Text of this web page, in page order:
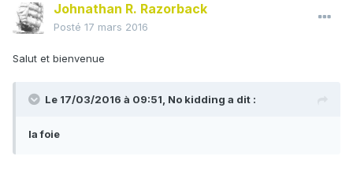
Johnathan R. Razorback
Posté 17 mars 2016
Salut et bienvenue
Le 17/03/2016 à 09:51, No kidding a dit :
la foie